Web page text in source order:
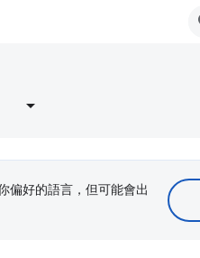
偏好的語言，但可能會出